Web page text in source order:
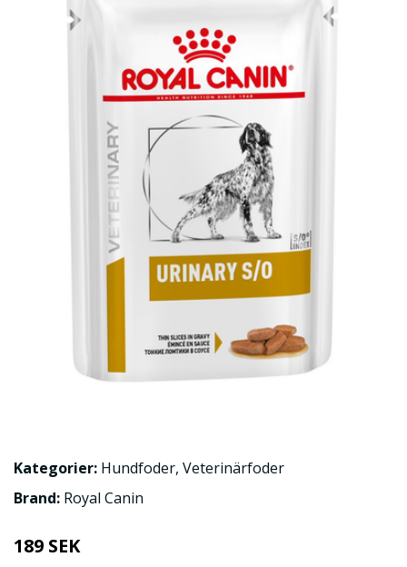
Kategorier: Hundfoder, Veterinärfoder
Brand: Royal Canin
189 SEK